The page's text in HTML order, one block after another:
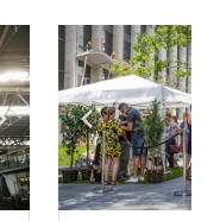
Show next slide
Show